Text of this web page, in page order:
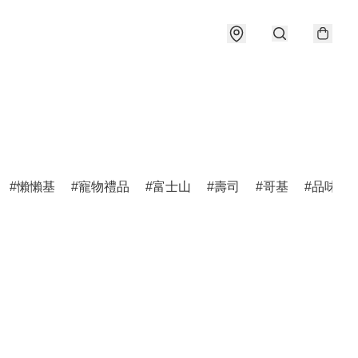
懶懶基 寵物禮品 富士山 壽司 哥基 品味